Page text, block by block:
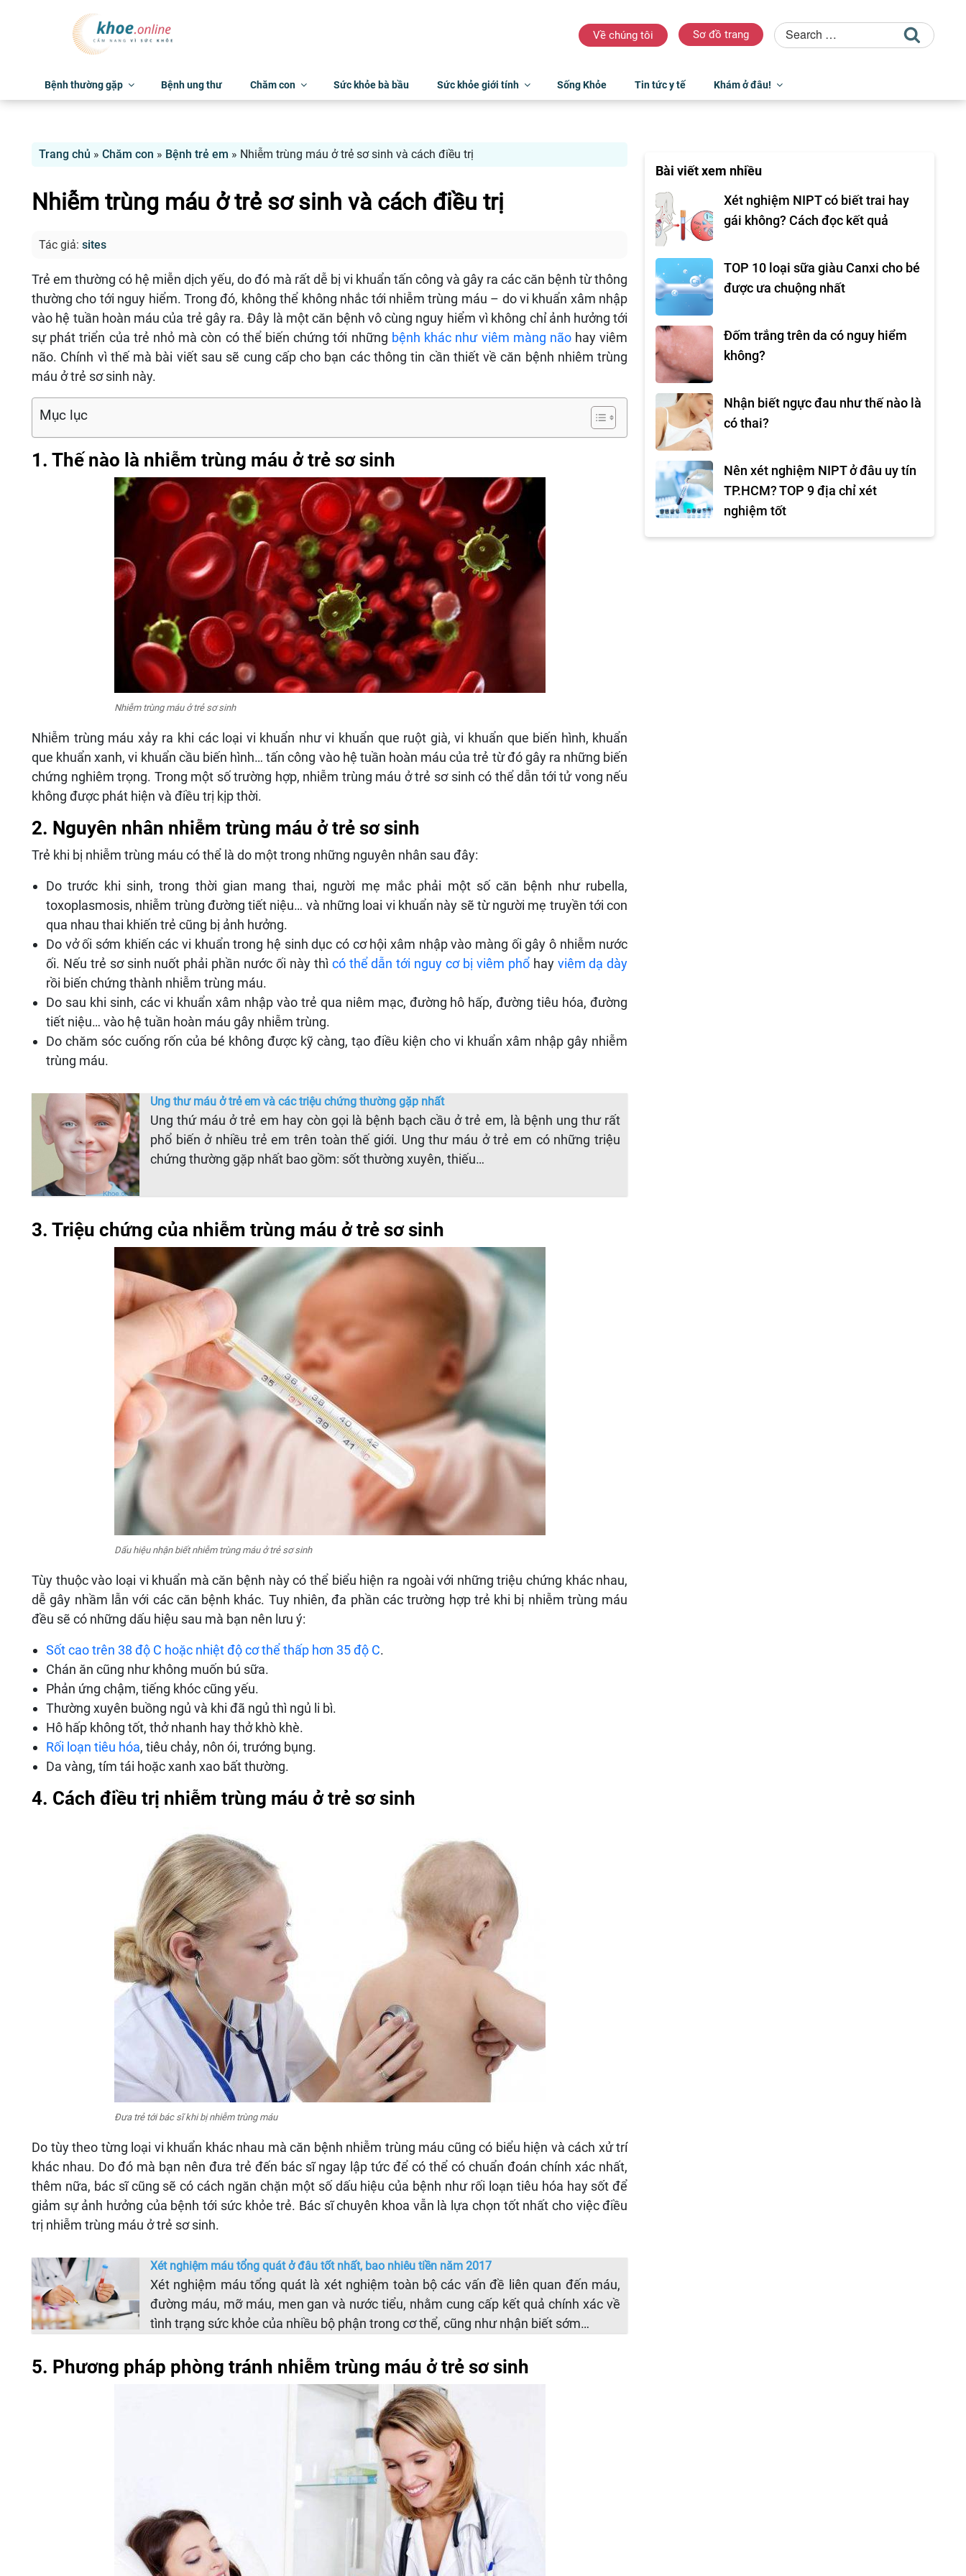
Về chúng tôi Sơ đồ trang
Bệnh thường gặp Bệnh ung thư Chăm con Sức khỏe bà bầu Sức khỏe giới tính Sống Khỏe Tin tức y tế Khám ở đâu!
Trang chủ » Chăm con » Bệnh trẻ em » Nhiễm trùng máu ở trẻ sơ sinh và cách điều trị
Nhiễm trùng máu ở trẻ sơ sinh và cách điều trị
Tác giả: sites
Trẻ em thường có hệ miễn dịch yếu, do đó mà rất dễ bị vi khuẩn tấn công và gây ra các căn bệnh từ thông
thường cho tới nguy hiểm. Trong đó, không thể không nhắc tới nhiễm trùng máu – do vi khuẩn xâm nhập
vào hệ tuần hoàn máu của trẻ gây ra. Đây là một căn bệnh vô cùng nguy hiểm vì không chỉ ảnh hưởng tới
sự phát triển của trẻ nhỏ mà còn có thể biến chứng tới những bệnh khác như viêm màng nãohay viêm
não. Chính vì thế mà bài viết sau sẽ cung cấp cho bạn các thông tin cần thiết về căn bệnh nhiêm trùng
máu ở trẻ sơ sinh này.
Mục lục
1. Thế nào là nhiễm trùng máu ở trẻ sơ sinh
Nhiễm trùng máu ở trẻ sơ sinh
Nhiễm trùng máu xảy ra khi các loại vi khuẩn như vi khuẩn que ruột già, vi khuẩn que biến hình, khuẩn
que khuẩn xanh, vi khuẩn cầu biến hình… tấn công vào hệ tuần hoàn máu của trẻ từ đó gây ra những biến
chứng nghiêm trọng. Trong một số trường hợp, nhiễm trùng máu ở trẻ sơ sinh có thể dẫn tới tử vong nếu
không được phát hiện và điều trị kịp thời.
2. Nguyên nhân nhiễm trùng máu ở trẻ sơ sinh
Trẻ khi bị nhiễm trùng máu có thể là do một trong những nguyên nhân sau đây:
Do trước khi sinh, trong thời gian mang thai, người mẹ mắc phải một số căn bệnh như rubella,
toxoplasmosis, nhiễm trùng đường tiết niệu… và những loai vi khuẩn này sẽ từ người mẹ truyền tới con
qua nhau thai khiến trẻ cũng bị ảnh hưởng.
Do vở ối sớm khiến các vi khuẩn trong hệ sinh dục có cơ hội xâm nhập vào màng ối gây ô nhiễm nước
ối. Nếu trẻ sơ sinh nuốt phải phần nước ối này thì có thể dẫn tới nguy cơ bị viêm phổhay viêm dạ dày
rồi biến chứng thành nhiễm trùng máu.
Do sau khi sinh, các vi khuẩn xâm nhập vào trẻ qua niêm mạc, đường hô hấp, đường tiêu hóa, đường
tiết niệu… vào hệ tuần hoàn máu gây nhiễm trùng.
Do chăm sóc cuống rốn của bé không được kỹ càng, tạo điều kiện cho vi khuẩn xâm nhập gây nhiễm
trùng máu.
Ung thư máu ở trẻ em và các triệu chứng thường gặp nhất
Ung thứ máu ở trẻ em hay còn gọi là bệnh bạch cầu ở trẻ em, là bệnh ung thư rất
phổ biến ở nhiều trẻ em trên toàn thế giới. Ung thư máu ở trẻ em có những triệu
chứng thường gặp nhất bao gồm: sốt thường xuyên, thiếu…
3. Triệu chứng của nhiễm trùng máu ở trẻ sơ sinh
Dấu hiệu nhận biết nhiễm trùng máu ở trẻ sơ sinh
Tùy thuộc vào loại vi khuẩn mà căn bệnh này có thể biểu hiện ra ngoài với những triệu chứng khác nhau,
dễ gây nhầm lẫn với các căn bệnh khác. Tuy nhiên, đa phần các trường hợp trẻ khi bị nhiễm trùng máu
đều sẽ có những dấu hiệu sau mà bạn nên lưu ý:
Sốt cao trên 38 độ C hoặc nhiệt độ cơ thể thấp hơn 35 độ C.
Chán ăn cũng như không muốn bú sữa.
Phản ứng chậm, tiếng khóc cũng yếu.
Thường xuyên buồng ngủ và khi đã ngủ thì ngủ li bì.
Hô hấp không tốt, thở nhanh hay thở khò khè.
Rối loạn tiêu hóa, tiêu chảy, nôn ói, trướng bụng.
Da vàng, tím tái hoặc xanh xao bất thường.
4. Cách điều trị nhiễm trùng máu ở trẻ sơ sinh
Đưa trẻ tới bác sĩ khi bị nhiễm trùng máu
Do tùy theo từng loại vi khuẩn khác nhau mà căn bệnh nhiễm trùng máu cũng có biểu hiện và cách xử trí
khác nhau. Do đó mà bạn nên đưa trẻ đến bác sĩ ngay lập tức để có thể có chuẩn đoán chính xác nhất,
thêm nữa, bác sĩ cũng sẽ có cách ngăn chặn một số dấu hiệu của bệnh như rối loạn tiêu hóa hay sốt để
giảm sự ảnh hưởng của bệnh tới sức khỏe trẻ. Bác sĩ chuyên khoa vẫn là lựa chọn tốt nhất cho việc điều
trị nhiễm trùng máu ở trẻ sơ sinh.
Xét nghiệm máu tổng quát ở đâu tốt nhất, bao nhiêu tiền năm 2017
Xét nghiệm máu tổng quát là xét nghiệm toàn bộ các vấn đề liên quan đến máu,
đường máu, mỡ máu, men gan và nước tiểu, nhằm cung cấp kết quả chính xác về
tình trạng sức khỏe của nhiều bộ phận trong cơ thể, cũng như nhận biết sớm…
5. Phương pháp phòng tránh nhiễm trùng máu ở trẻ sơ sinh
Bài viết xem nhiều
Xét nghiệm NIPT có biết trai hay
gái không? Cách đọc kết quả
TOP 10 loại sữa giàu Canxi cho bé
được ưa chuộng nhất
Đốm trắng trên da có nguy hiểm
không?
Nhận biết ngực đau như thế nào là
có thai?
Nên xét nghiệm NIPT ở đâu uy tín
TP.HCM? TOP 9 địa chỉ xét
nghiệm tốt